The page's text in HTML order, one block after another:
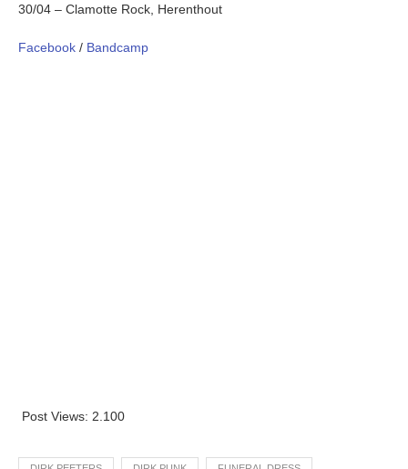
30/04 – Clamotte Rock, Herenthout
Facebook / Bandcamp
Post Views: 2.100